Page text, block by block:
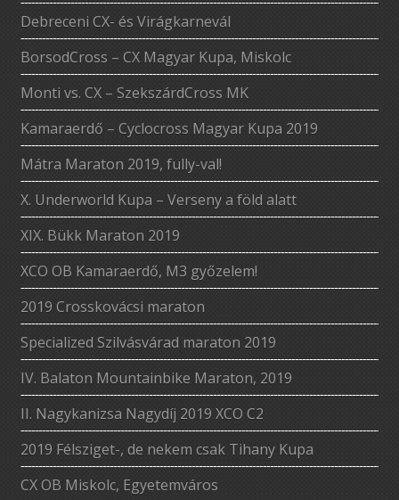
Debreceni CX- és Virágkarnevál
BorsodCross – CX Magyar Kupa, Miskolc
Monti vs. CX – SzekszárdCross MK
Kamaraerdő – Cyclocross Magyar Kupa 2019
Mátra Maraton 2019, fully-val!
X. Underworld Kupa – Verseny a föld alatt
XIX. Bükk Maraton 2019
XCO OB Kamaraerdő, M3 győzelem!
2019 Crosskovácsi maraton
Specialized Szilvásvárad maraton 2019
IV. Balaton Mountainbike Maraton, 2019
II. Nagykanizsa Nagydíj 2019 XCO C2
2019 Félsziget-, de nekem csak Tihany Kupa
CX OB Miskolc, Egyetemváros